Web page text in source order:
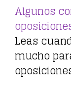
Algunos
Leas
mucho